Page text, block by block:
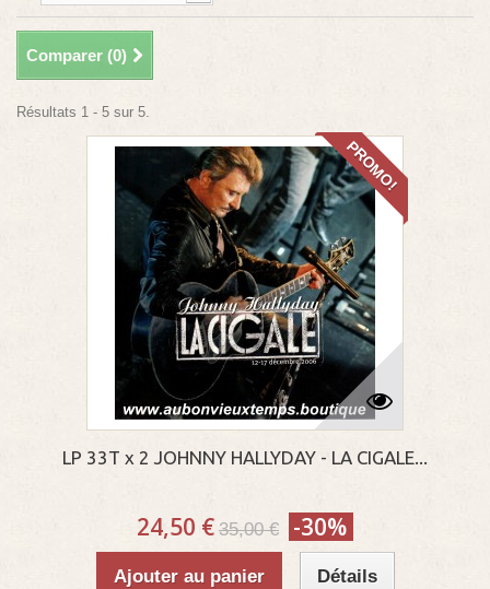
Comparer (0)
Résultats 1 - 5 sur 5.
PROMO!
LP 33T x 2 JOHNNY HALLYDAY - LA CIGALE...
24,50 € 35,00 € -30%
Ajouter au panier Détails